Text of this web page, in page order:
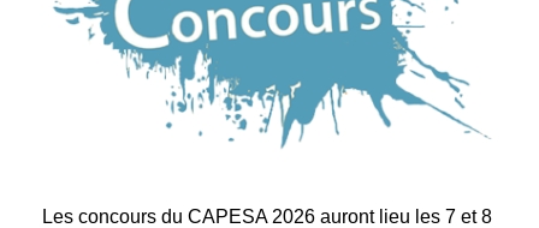
Les concours du CAPESA 2026 auront lieu les 7 et 8